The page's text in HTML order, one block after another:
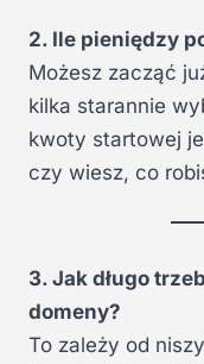
2. Ile pieniędzy
Możesz zacząć
kilka starannie
kwoty startowej
czy wiesz, co
3. Jak długo
domeny?
To zależy od